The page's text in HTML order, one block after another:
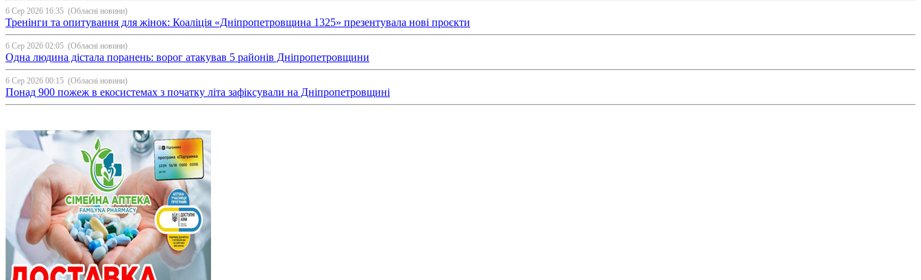
6 Сер 2026 16:35 (Обласні новини)
Тренінги та опитування для жінок: Коаліція «Дніпропетровщина 1325» презентувала нові проєкти
6 Сер 2026 02:05 (Обласні новини)
Одна людина дістала поранень: ворог атакував 5 районів Дніпропетровщини
6 Сер 2026 00:15 (Обласні новини)
Понад 900 пожеж в екосистемах з початку літа зафіксували на Дніпропетровщині